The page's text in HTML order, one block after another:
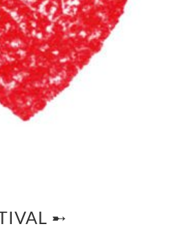
➸